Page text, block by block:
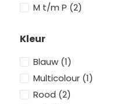
M t/m P (2)
Kleur
Blauw (1)
Multicolour (1)
Rood (2)